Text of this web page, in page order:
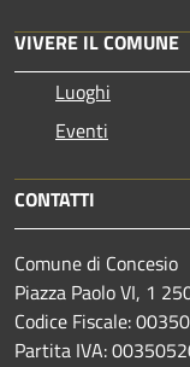
VIVERE IL COMUNE
Luoghi
Eventi
CONTATTI
Comune di Concesio
Piazza Paolo VI, 1
Codice Fiscale:
Partita IVA: